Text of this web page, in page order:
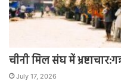
चीनी मिल संघ में
July 17, 2026